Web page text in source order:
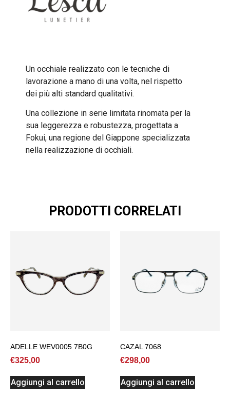
Un occhiale realizzato con le tecniche di
lavorazione a mano di una volta, nel rispetto
dei più alti standard qualitativi.
Una collezione in serie limitata rinomata per la
sua leggerezza e robustezza, progettata a
Fokui, una regione del Giappone specializzata
nella realizzazione di occhiali.
PRODOTTI CORRELATI
ADELLE WEV0005 7B0G
€325,00
Aggiungi al carrello
CAZAL 7068
€298,00
Aggiungi al carrello